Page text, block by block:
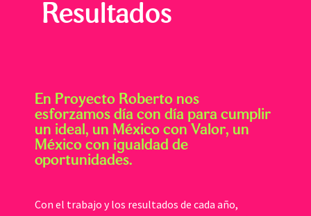
Resultados
En Proyecto Roberto nos
esforzamos día con día para cumplir
un ideal, un México con Valor, un
México con igualdad de
oportunidades.
Con el trabajo y los resultados de cada año,